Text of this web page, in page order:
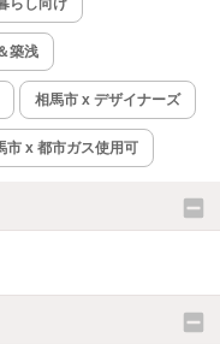
築浅
相馬市 x デザイナーズ
市 x 都市ガス使用可